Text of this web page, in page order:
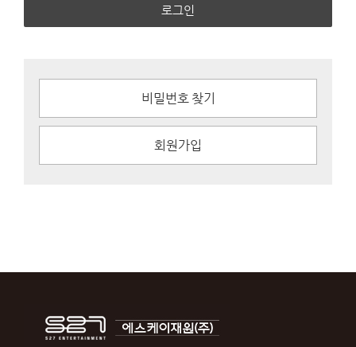
로그인
비밀번호 찾기
회원가입